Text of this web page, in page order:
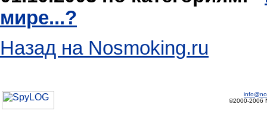
мире...?
Назад на Nosmoking.ru
©2000-2006